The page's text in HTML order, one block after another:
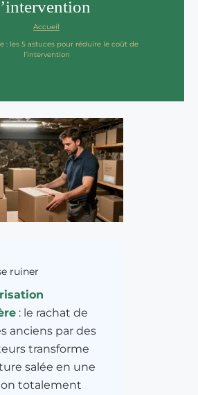
Accueil
: les 5 astuces pour réduire le coût de
l’intervention
ruiner
: le rachat de
anciens par des
transforme
salée en une
totalement